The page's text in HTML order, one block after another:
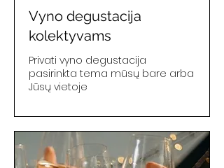
Vyno degustacija
kolektyvams
Privati vyno degustacija
pasirinkta tema mūsų bare arba
Jūsų vietoje